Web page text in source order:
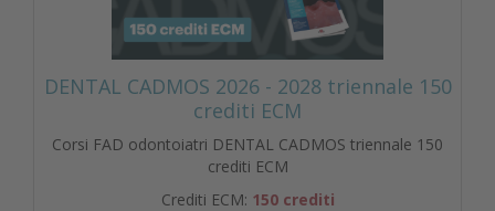
DENTAL CADMOS 2026 - 2028 triennale 150
crediti ECM
Corsi FAD odontoiatri DENTAL CADMOS triennale 150
crediti ECM
Crediti ECM: 150 crediti